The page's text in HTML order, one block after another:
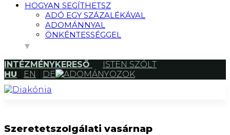
HOGYAN SEGÍTHETSZ
ADÓ EGY SZÁZALÉKÁVAL
ADOMÁNNYAL
ÖNKÉNTESSÉGGEL
INTÉZMÉNYKERESŐ
ISTEN SZÓLT
HU
EN DE ADOMÁNYOZOK
Szeretetszolgálati vasárnap